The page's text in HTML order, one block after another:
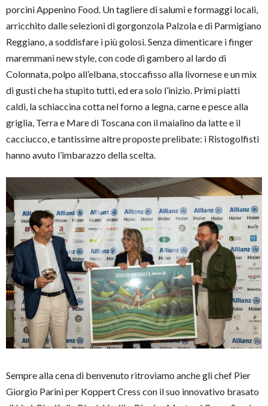
porcini Appenino Food. Un tagliere di salumi e formaggi locali,
arricchito dalle selezioni di gorgonzola Palzola e di Parmigiano
Reggiano, a soddisfare i più golosi. Senza dimenticare i finger
maremmani new style, con code di gambero al lardo di
Colonnata, polpo all’elbana, stoccafisso alla livornese e un mix
di gusti che ha stupito tutti, ed era solo l’inizio. Primi piatti
caldi, la schiaccina cotta nel forno a legna, carne e pesce alla
griglia, Terra e Mare di Toscana con il maialino da latte e il
cacciucco, e tantissime altre proposte prelibate: i Ristogolfisti
hanno avuto l’imbarazzo della scelta.
Sempre alla cena di benvenuto ritroviamo anche gli chef Pier
Giorgio Parini per Koppert Cress con il suo innovativo brasato